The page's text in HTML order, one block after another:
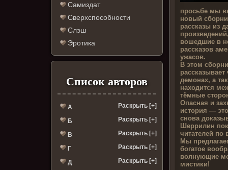
Самиздат
Сверхспособности
Слэш
Эротика
Список авторов
А Раскрыть [+]
Б Раскрыть [+]
В Раскрыть [+]
Г Раскрыть [+]
Д Раскрыть [+]
просьбе мы
новый
рассказы из
вошедшие в
рассказов
ужасов.
В этом
демонах, а
находится
тёмные
Опасная и
история —
снова
Шеррилин
читателей по
Мы
богатое
волнующие
мистики!